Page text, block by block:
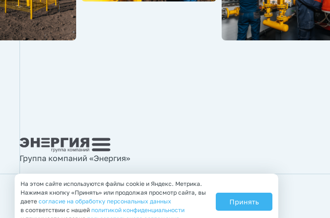
Группа компаний «Энергия»
© 2011—2026 Группа компаний «Энергия»
Правовая информация
На этом сайте используются файлы cookie и Яндекс. Метрика.
Нажимая кнопку «Принять» или продолжая просмотр сайта, вы
даете согласие на обработку персональных данных
в соответствии с нашей политикой конфиденциальности
Принять